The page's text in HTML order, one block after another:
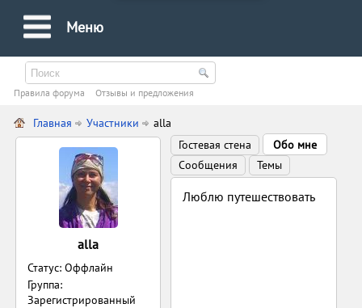
Меню
Правила форума Oтзывы и предложения
Главная Участники alla
alla
Статус: Оффлайн
Группа:
Зарегистрированный
Гостевая стена
Обо мне
Сообщения
Темы
Люблю путешествовать